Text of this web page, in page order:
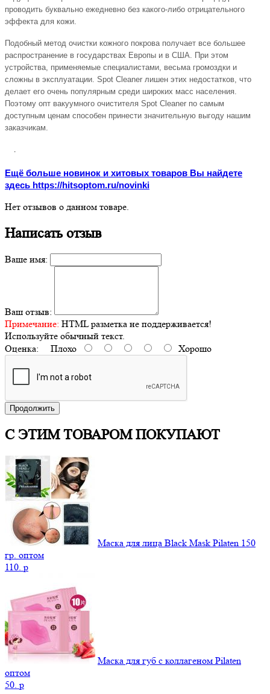
проводить буквально ежедневно без какого-либо отрицательного
эффекта для кожи.
Подобный метод очистки кожного покрова получает все большее
распространение в государствах Европы и в США. При этом
устройства, применяемые специалистами, весьма громоздки и
сложны в эксплуатации. Spot Cleaner лишен этих недостатков, что
делает его очень популярным среди широких масс населения.
Поэтому опт вакуумного очистителя Spot Cleaner по самым
доступным ценам способен принести значительную выгоду нашим
заказчикам.
Ещё больше новинок и хитовых товаров Вы найдете
здесь https://hitsoptom.ru/novinki
Нет отзывов о данном товаре.
Написать отзыв
Ваше имя:
Ваш отзыв:
Примечание: HTML разметка не поддерживается!
Используйте обычный текст.
Оценка: Плохо Хорошо
Продолжить
С ЭТИМ ТОВАРОМ ПОКУПАЮТ
Маска для лица Black Mask Pilaten 150
гр. оптом
110. p
Маска для губ с коллагеном Pilaten
оптом
50. p